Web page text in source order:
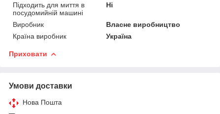
Підходить для миття в
посудомийній машині
Ні
Виробник
Власне виробництво
Країна виробник
Україна
Приховати
Умови доставки
Нова Пошта